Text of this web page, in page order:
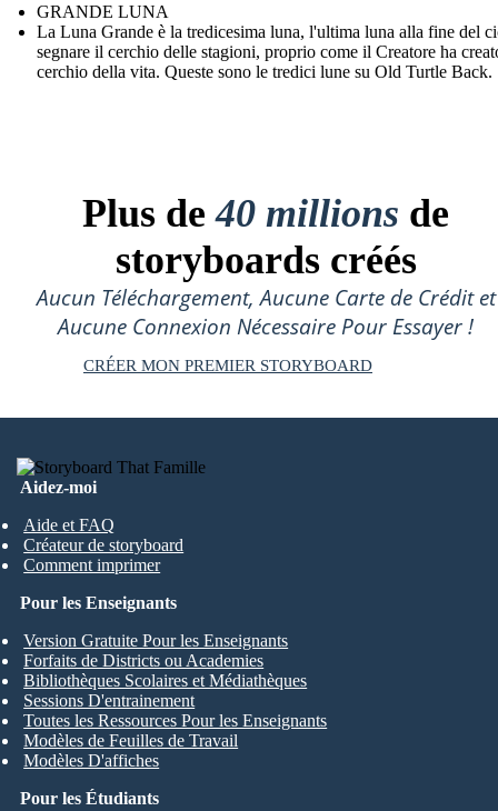
GRANDE LUNA
La Luna Grande è la tredicesima luna, l'ultima luna alla fine del
segnare il cerchio delle stagioni, proprio come il Creatore ha
cerchio della vita. Queste sono le tredici lune su Old Turtle Back.
Plus de40 millions de
storyboards créés
Aucun Téléchargement, Aucune Carte de Crédit et
Aucune Connexion Nécessaire Pour Essayer !
CRÉER MON PREMIER STORYBOARD
Aidez-moi
Aide et FAQ
Créateur de storyboard
Comment imprimer
Pour les Étudiants
Pour les Enseignants
Version Gratuite Pour les Enseignants
Forfaits de Districts ou Academies
Bibliothèques Scolaires et Médiathèques
Sessions D'entrainement
Toutes les Ressources Pour les Enseignants
Modèles de Feuilles de Travail
Modèles D'affiches